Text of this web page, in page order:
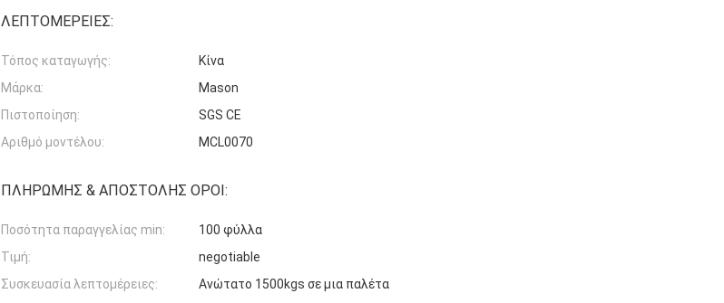
ΛΕΠΤΟΜΈΡΕΙΕΣ:
Τόπος καταγωγής:
Κίνα
Μάρκα:
Mason
Πιστοποίηση:
SGS CE
Αριθμό μοντέλου:
MCL0070
ΠΛΗΡΩΜΉΣ & ΑΠΟΣΤΟΛΉΣ ΌΡΟΙ:
Ποσότητα παραγγελίας min:
100 φύλλα
Τιμή:
negotiable
Συσκευασία λεπτομέρειες:
Ανώτατο 1500kgs σε μια παλέτα